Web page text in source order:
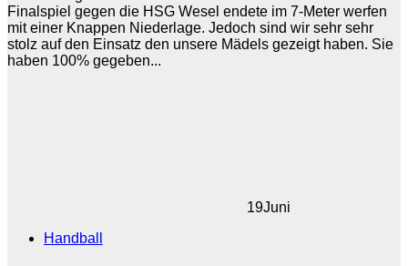
Finalspiel gegen die HSG Wesel endete im 7-Meter werfen
mit einer Knappen Niederlage. Jedoch sind wir sehr sehr
stolz auf den Einsatz den unsere Mädels gezeigt haben. Sie
haben 100% gegeben...
19Juni
Handball